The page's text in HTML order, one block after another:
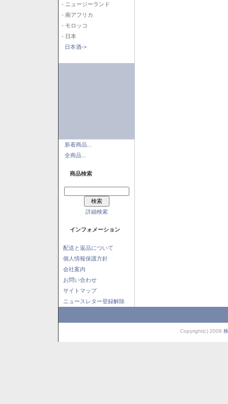
- ニュージーランド
- 南アフリカ
- モロッコ
- 日本
日本酒->
新着商品...
全商品...
商品検索
詳細検索
インフォメーション
配送と返品について
個人情報保護方針
会社案内
お問い合わせ
サイトマップ
ニュースレター登録解除
Copyright(c) 2008